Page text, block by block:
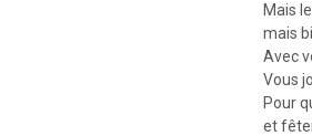
Mais
mais
Avec
Vous
Pour
et